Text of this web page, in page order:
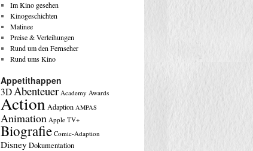
Im Kino gesehen
Kinogeschichten
Matinee
Preise & Verleihungen
Rund um den Fernseher
Rund ums Kino
Appetithappen
3DAbenteuer Academy Awards
Action Adaption AMPAS
Animation Apple TV+
Biografie Comic-Adaption
Disney Dokumentation